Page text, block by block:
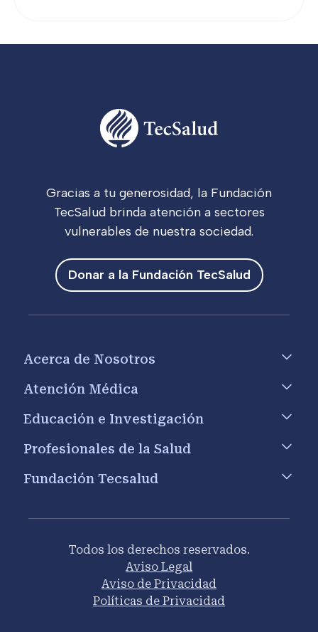
Gracias a tu generosidad, la Fundación
TecSalud brinda atención a sectores
vulnerables de nuestra sociedad.
Donar a la Fundación TecSalud
Acerca de Nosotros
Atención Médica
Educación e Investigación
Profesionales de la Salud
Fundación Tecsalud
Todos los derechos reservados.
Aviso Legal
Aviso de Privacidad
Políticas de Privacidad